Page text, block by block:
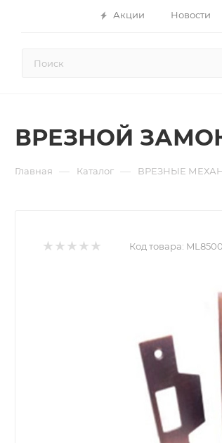
Акции Новости
ВРЕЗНОЙ
Главная — Каталог — ВРЕЗНЫЕ
Код товара: